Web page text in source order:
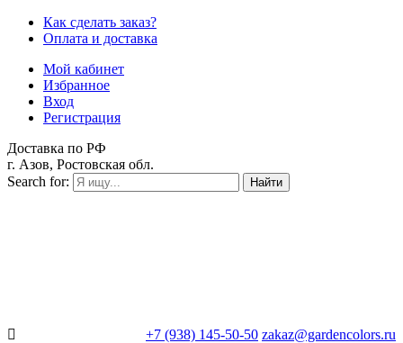
Как сделать заказ?
Оплата и доставка
Мой кабинет
Избранное
Вход
Регистрация
Доставка по РФ
г. Азов, Ростовская обл.
Search for:
Найти
+7 (938) 145-50-50 zakaz@gardencolors.ru